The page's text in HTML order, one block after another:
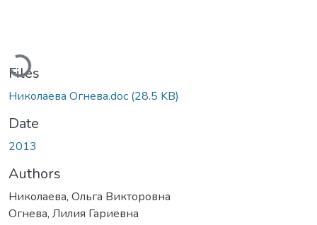
Files
Николаева Огнева.doc (28.5 KB)
Date
2013
Authors
Николаева, Ольга Викторовна
Огнева, Лилия Гариевна